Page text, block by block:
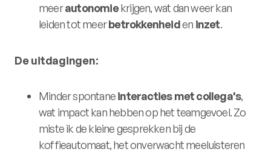
meerautonomiekrijgen, wat dan weer kan
leiden tot meerbetrokkenheiden inzet.
De uitdagingen:
Minder spontaneinteracties met collega's,
wat impact kan hebben op het teamgevoel. Zo
miste ik de kleine gesprekken bij de
koffieautomaat, het onverwacht meeluisteren